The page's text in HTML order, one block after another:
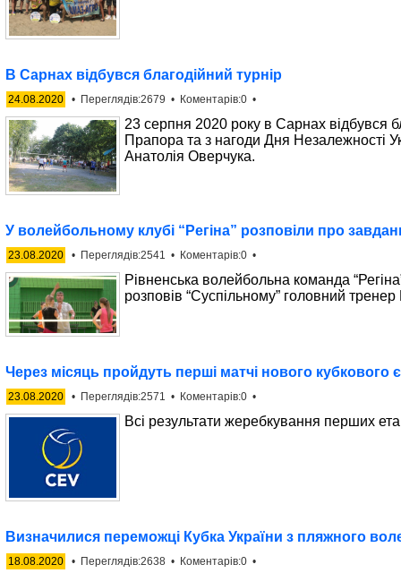
В Сарнах відбувся благодійний турнір
24.08.2020 • Переглядів:2679 • Коментарів:0 •
23 серпня 2020 року в Сарнах відбувся
Прапора та з нагоди Дня Незалежності
Анатолія Оверчука.
У волейбольному клубі “Регіна” розповіли про
23.08.2020 • Переглядів:2541 • Коментарів:0 •
Рівненська волейбольна команда
розповів “Суспільному” головний
Через місяць пройдуть перші матчі нового кубкового
23.08.2020 • Переглядів:2571 • Коментарів:0 •
Всі результати жеребкування перших
Визначилися переможці Кубка України з пляжного
18.08.2020 • Переглядів:2638 • Коментарів:0 •